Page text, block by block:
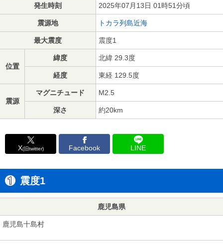
発生時刻 2025年07月13日 01時51分頃
震源地 トカラ列島近海
最大震度 震度1
位置
緯度 北緯 29.3度
経度 東経 129.5度
震源
マグニチュード M2.5
深さ 約20km
X(旧twitter) Facebook LINE
震度1
鹿児島県
鹿児島十島村